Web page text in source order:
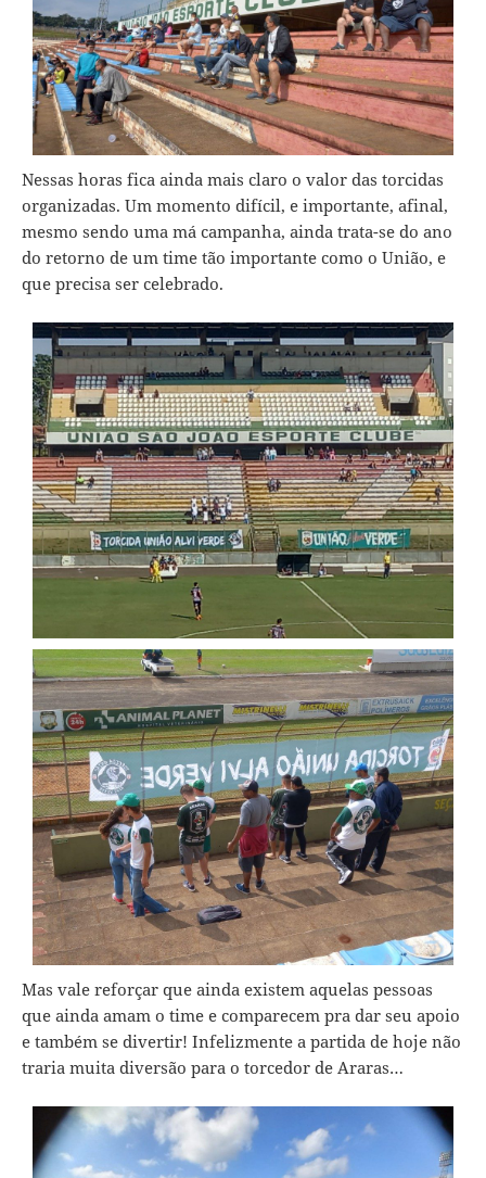
Nessas horas fica ainda mais claro o valor das torcidas
organizadas. Um momento difícil, e importante, afinal,
mesmo sendo uma má campanha, ainda trata-se do ano
do retorno de um time tão importante como o União, e
que precisa ser celebrado.
Mas vale reforçar que ainda existem aquelas pessoas
que ainda amam o time e comparecem pra dar seu apoio
e também se divertir! Infelizmente a partida de hoje não
traria muita diversão para o torcedor de Araras…